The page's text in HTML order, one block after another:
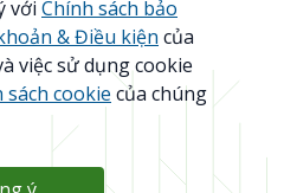
All Rights
0107867370
với Chính sách bảo
& Điều kiện của
việc sử dụng cookie
sách cookie của chúng